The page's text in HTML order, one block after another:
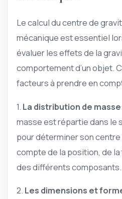
Le calcul du centre de
mécanique est essentiel
évaluer les effets de la
comportement d’un objet.
facteurs à prendre en
1. La distribution de
masse est répartie dans le
pour déterminer son
compte de la position, de
des différents composants.
2. Les dimensions et